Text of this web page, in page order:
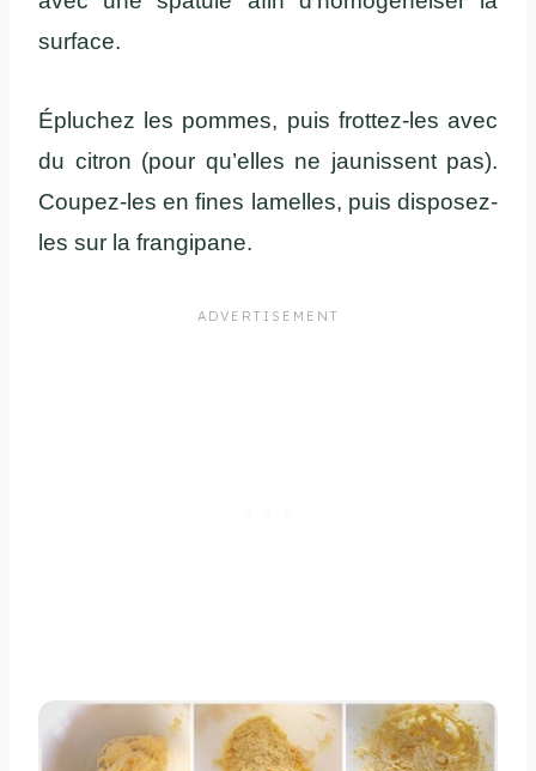
surface.
Épluchez les pommes, puis frottez-les avec
du citron (pour qu’elles ne jaunissent pas).
Coupez-les en fines lamelles, puis disposez-
les sur la frangipane.